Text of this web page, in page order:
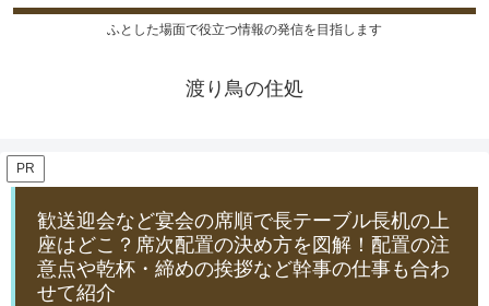
ふとした場面で役立つ情報の発信を目指します
渡り鳥の住処
PR
歓送迎会など宴会の席順で長テーブル長机の上
座はどこ？席次配置の決め方を図解！配置の注
意点や乾杯・締めの挨拶など幹事の仕事も合わ
せて紹介